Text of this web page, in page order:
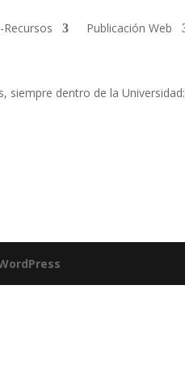
Recursos Publicación Web
siempre dentro de la Universidad: